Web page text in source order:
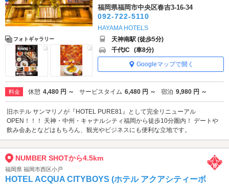
フォトギャラリー
福岡県福岡市中央区春吉3-16-34
092-722-5110
HAYAMA HOTELS
天神南駅 (徒歩5分)
千代IC (車8分)
Googleマップで開く
料金 休憩 4,480 円 ～ サービスタイム 6,480 円 ～ 宿泊 9,980 円 ～
旧ホテル サンマリノが『HOTEL PURE81』として完全リニューアル
OPEN！！！ 天神・中州・キャナルシティ福岡から徒歩10分圏内！ デートや
飲み会あとなどはもちろん、観光やビジネスにも便利な立地です。
NUMBER SHOTから4.5km
福岡県 福岡市西区小戸
HOTEL ACQUA CITYBOYS (ホテル アクアシティーボ